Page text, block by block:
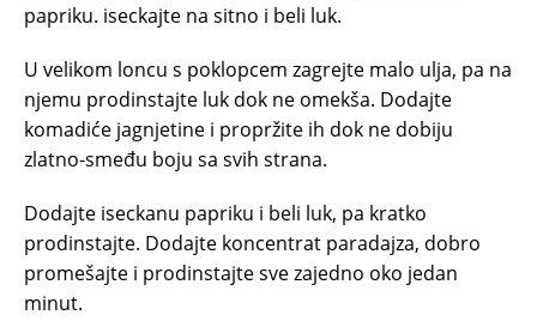
papriku. iseckajte na sitno i beli luk.
U velikom loncu s poklopcem zagrejte malo ulja, pa na
njemu prodinstajte luk dok ne omekša. Dodajte
komadiće jagnjetine i propržite ih dok ne dobiju
zlatno-smeđu boju sa svih strana.
Dodajte iseckanu papriku i beli luk, pa kratko
prodinstajte. Dodajte koncentrat paradajza, dobro
promešajte i prodinstajte sve zajedno oko jedan
minut.